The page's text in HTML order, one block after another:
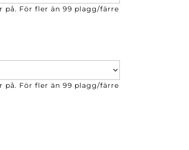
på. För fler än 99 plagg/färre
på. För fler än 99 plagg/färre